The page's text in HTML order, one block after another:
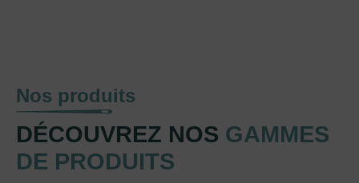
Nos produits
DÉCOUVREZ NOS GAMMES
DE PRODUITS